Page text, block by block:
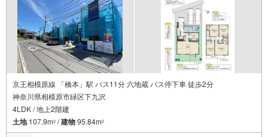
京王相模原線 「橋本」駅 バス11分 六地蔵 バス停下車 徒歩2分
神奈川県相模原市緑区下九沢
4LDK / 地上2階建
土地107.9m2 /建物95.84m2